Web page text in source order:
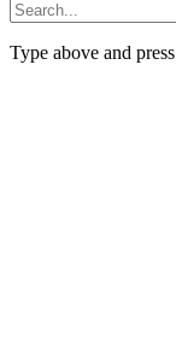
Type above and press